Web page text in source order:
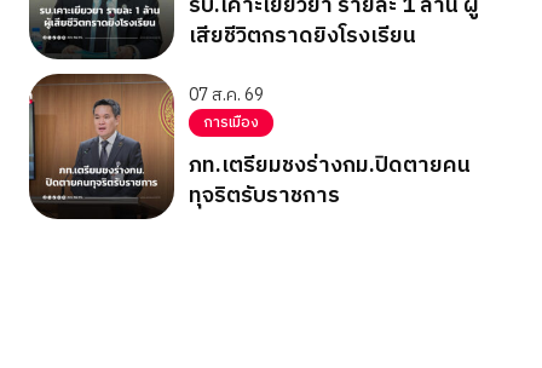
เสียชีวิตกราดยิงโรงเรียน
07 ส.ค. 69
การเมือง
ภท.เตรียมชงร่างกม.ปิดตายคน
ทุจริตรับราชการ